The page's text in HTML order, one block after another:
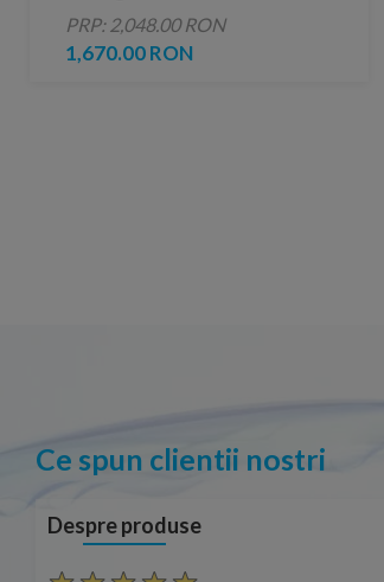
lavoar, baterie cada si set de
dus
PRP: 2,048.00 RON
1,670.00 RON
Ce spun clientii nostri
Despre produse